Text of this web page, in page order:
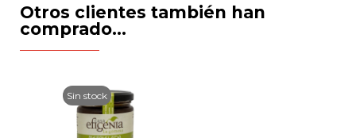
Otros clientes también han
comprado...
Sin stock